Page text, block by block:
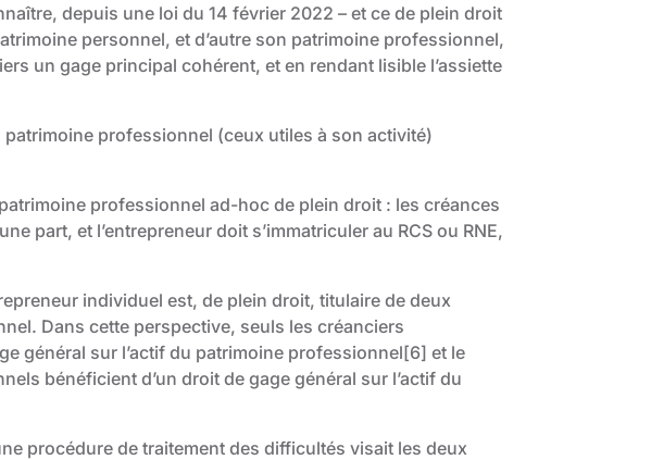
depuis une loi du 14 février 2022 – et ce de plein droit
personnel, et d’autre son patrimoine professionnel,
un gage principal cohérent, et en rendant lisible l’assiette
professionnel (ceux utiles à son activité)
professionnel ad-hoc de plein droit : les créances
part, et l’entrepreneur doit s’immatriculer au RCS ou RNE,
individuel est, de plein droit, titulaire de deux
Dans cette perspective, seuls les créanciers
général sur l’actif du patrimoine professionnel[6] et le
bénéficient d’un droit de gage général sur l’actif du
procédure de traitement des difficultés visait les deux